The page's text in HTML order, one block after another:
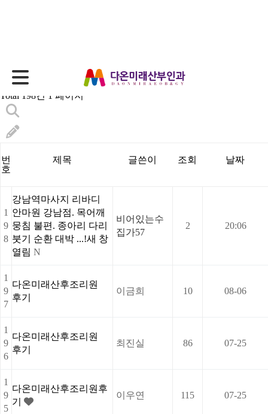
감동후기
Total 198건 1 페이지
번
호
제목 글쓴이 조회 날짜
1
9
8
강남역마사지 리바디
안마원 강남점. 목어깨
뭉침 불편. 종아리 다리
붓기 순환 대박 ...!새 창
열림 N
비어있는수
집가57
2 20:06
1
9
7
다온미래산후조리원
후기
이금희 10 08-06
1
9
6
다온미래산후조리원
후기
최진실 86 07-25
1
9
5
다온미래산후조리원후
기
이우연 115 07-25